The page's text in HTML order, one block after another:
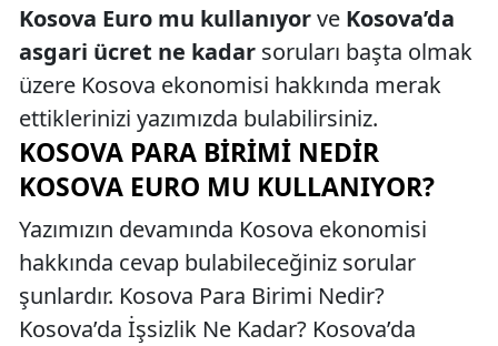
Kosova Euro mu kullanıyorve Kosova’da
asgari ücret ne kadar soruları başta olmak
üzere Kosova ekonomisi hakkında merak
ettiklerinizi yazımızda bulabilirsiniz.
KOSOVA PARA BIRIMI NEDIR
KOSOVA EURO MU KULLANIYOR?
Yazımızın devamında Kosova ekonomisi
hakkında cevap bulabileceğiniz sorular
şunlardır. Kosova Para Birimi Nedir?
Kosova’da İşsizlik Ne Kadar? Kosova’da